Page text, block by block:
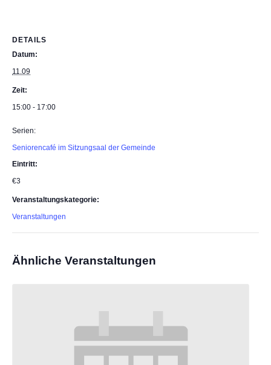
DETAILS
Datum:
11.09
Zeit:
15:00 - 17:00
Serien:
Seniorencafé im Sitzungsaal der Gemeinde
Eintritt:
€3
Veranstaltungskategorie:
Veranstaltungen
Ähnliche Veranstaltungen